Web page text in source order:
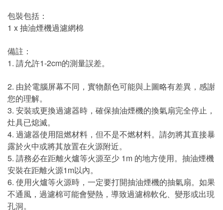
包裝包括：
1 x 抽油煙機過濾網棉
備註：
1. 請允許1-2cm的測量誤差。
2. 由於電腦屏幕不同，實物顏色可能與上圖略有差異，感謝
您的理解。
3. 安裝或更換過濾器時，確保抽油煙機的換氣扇完全停止，
灶具已熄滅。
4. 過濾器使用阻燃材料，但不是不燃材料。請勿將其直接暴
露於火中或將其放置在火源附近。
5. 請務必在距離火爐等火源至少 1m 的地方使用。抽油煙機
安裝在距離火源1m以內。
6. 使用火爐等火源時，一定要打開抽油煙機的抽氣扇。如果
不通風，過濾棉可能會變熱，導致過濾棉軟化、變形或出現
孔洞。